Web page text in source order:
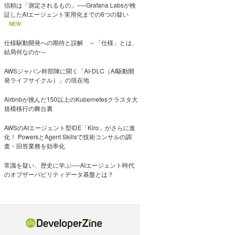
信頼は「測定されるもの」──Grafana Labsが検
証したAIエージェント実用化までの6つの疑い
NEW
仕様駆動開発への期待と誤解 ～「仕様」とは、
結局何なのか～
AWSジャパン幹部陣に聞く「AI-DLC（AI駆動開
発ライフサイクル）」の現在地
Airbnbが挑んだ150以上のKubernetesクラスタ大
規模移行の舞台裏
AWSのAIエージェント型IDE「Kiro」がさらに進
化！ PowersとAgent Skillsで技術コンサルの調
査・回答業務を効率化
常識を疑い、歴史に学ぶ──AIエージェント時代
のオブザーバビリティデータ基盤とは？